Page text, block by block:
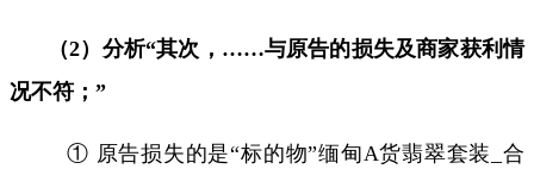
（2）分析“其次， ……与原告的损失及商家获利情
况不符；”
① 原告损失的是“标的物”缅甸A货翡翠套装 合